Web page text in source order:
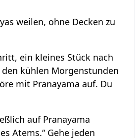
weilen, ohne Decken zu
ein kleines Stück nach
kühlen Morgenstunden
mit Pranayama auf. Du
auf Pranayama
Atems.“ Gehe jeden